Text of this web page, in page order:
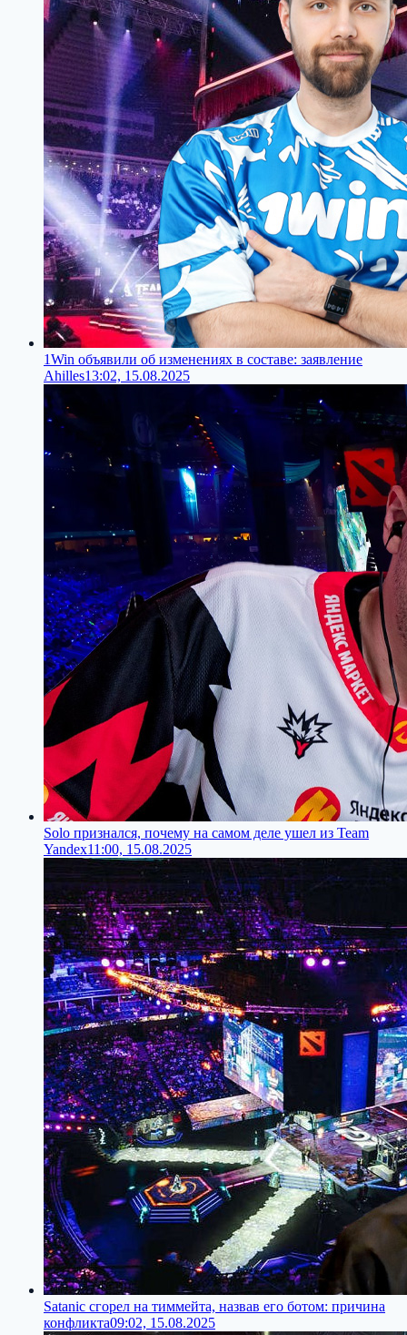
1Win объявили об изменениях в составе: заявление
Ahilles13:02, 15.08.2025
Solo признался, почему на самом деле ушел из Team
Yandex11:00, 15.08.2025
Satanic сгорел на тиммейта, назвав его ботом: причина
конфликта09:02, 15.08.2025